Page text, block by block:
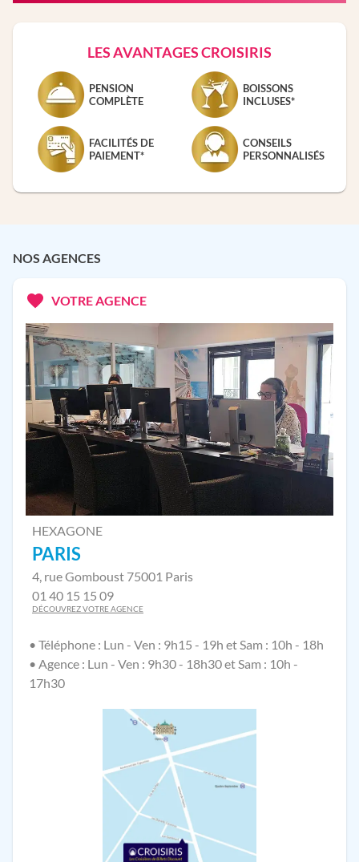
LES AVANTAGES CROISIRIS
PENSION
COMPLÈTE
BOISSONS
INCLUSES*
FACILITÉS DE
PAIEMENT*
CONSEILS
PERSONNALISÉS
NOS AGENCES
VOTRE AGENCE
HEXAGONE
PARIS
4, rue Gomboust 75001 Paris
01 40 15 15 09
DÉCOUVREZ VOTRE AGENCE
• Téléphone : Lun - Ven : 9h15 - 19h et Sam : 10h - 18h
• Agence : Lun - Ven : 9h30 - 18h30 et Sam : 10h -
17h30